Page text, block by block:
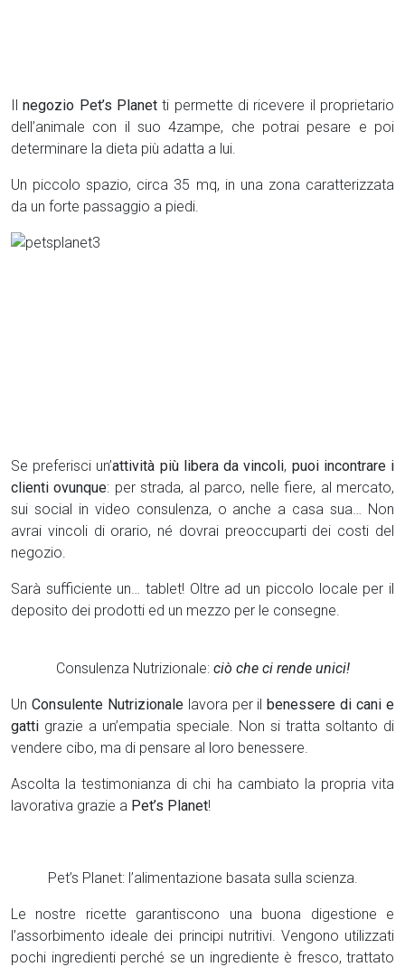
Ilnegozio Pet’s Planet ti permette di ricevere il proprietario
dell’animale con il suo 4zampe, che potrai pesare e poi
determinare la dieta più adatta a lui.
Un piccolo spazio, circa 35 mq, in una zona caratterizzata
da un forte passaggio a piedi.
Se preferisci un’attività più libera da vincoli, puoi incontrare i
clienti ovunque: per strada, al parco, nelle fiere, al mercato,
sui social in video consulenza, o anche a casa sua… Non
avrai vincoli di orario, né dovrai preoccuparti dei costi del
negozio.
Sarà sufficiente un… tablet! Oltre ad un piccolo locale per il
deposito dei prodotti ed un mezzo per le consegne.
Consulenza Nutrizionale: ciò che ci rende unici!
Un Consulente Nutrizionale lavora per ilbenessere di cani e
gatti grazie a un’empatia speciale. Non si tratta soltanto di
vendere cibo, ma di pensare al loro benessere.
Ascolta la testimonianza di chi ha cambiato la propria vita
lavorativa grazie a Pet’s Planet!
Pet’s Planet: l’alimentazione basata sulla scienza.
Le nostre ricette garantiscono una buona digestione e
l’assorbimento ideale dei principi nutritivi. Vengono utilizzati
pochi ingredienti perché se un ingrediente è fresco, trattato